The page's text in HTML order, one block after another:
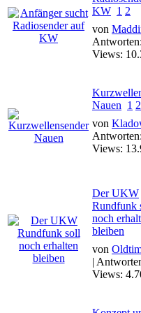
KW 1 2
von
Views:
Nauen 1 2
von
Views:
Der UKW
Rundfunk
noch
bleiben
von
|
Views: